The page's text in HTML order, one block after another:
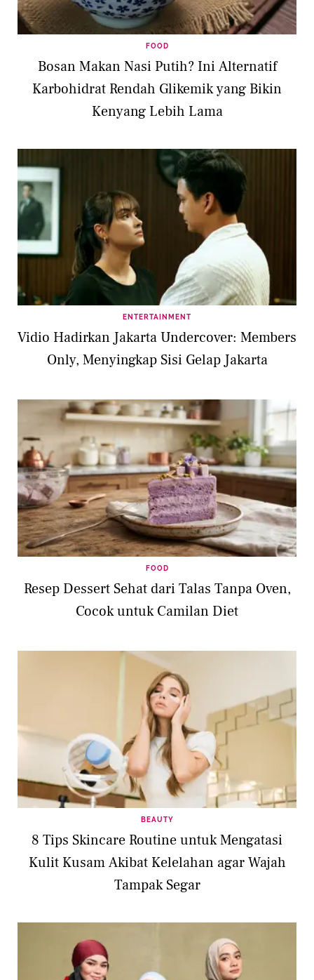
FOOD
Bosan Makan Nasi Putih? Ini Alternatif
Karbohidrat Rendah Glikemik yang Bikin
Kenyang Lebih Lama
ENTERTAINMENT
Vidio Hadirkan Jakarta Undercover: Members
Only, Menyingkap Sisi Gelap Jakarta
FOOD
Resep Dessert Sehat dari Talas Tanpa Oven,
Cocok untuk Camilan Diet
BEAUTY
8 Tips Skincare Routine untuk Mengatasi
Kulit Kusam Akibat Kelelahan agar Wajah
Tampak Segar